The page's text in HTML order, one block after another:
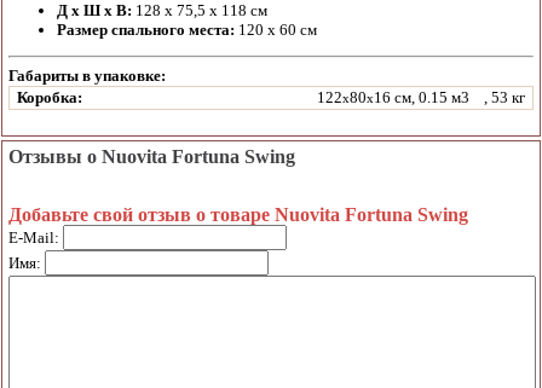
Д x Ш x В: 128 x 75,5 x 118 см
Размер спального места: 120 x 60 см
Габариты в упаковке:
Коробка:
122x80x16 см, 0.15 м3 , 53 кг
Отзывы о Nuovita Fortuna Swing
Добавьте свой отзыв о товаре Nuovita Fortuna Swing
E-Mail:
Имя: